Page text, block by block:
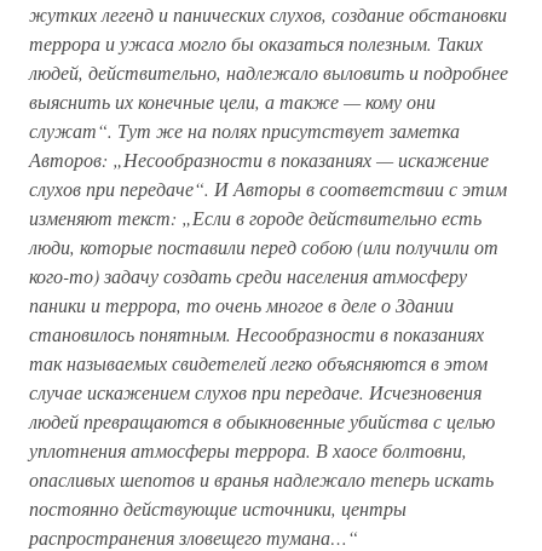
жутких легенд и панических слухов, создание обстановки
террора и ужаса могло бы оказаться полезным. Таких
людей, действительно, надлежало выловить и подробнее
выяснить их конечные цели, а также — кому они
служат“. Тут же на полях присутствует заметка
Авторов: „Несообразности в показаниях — искажение
слухов при передаче“. И Авторы в соответствии с этим
изменяют текст: „Если в городе действительно есть
люди, которые поставили перед собою (или получили от
кого-то) задачу создать среди населения атмосферу
паники и террора, то очень многое в деле о Здании
становилось понятным. Несообразности в показаниях
так называемых свидетелей легко объясняются в этом
случае искажением слухов при передаче. Исчезновения
людей превращаются в обыкновенные убийства с целью
уплотнения атмосферы террора. В хаосе болтовни,
опасливых шепотов и вранья надлежало теперь искать
постоянно действующие источники, центры
распространения зловещего тумана…“